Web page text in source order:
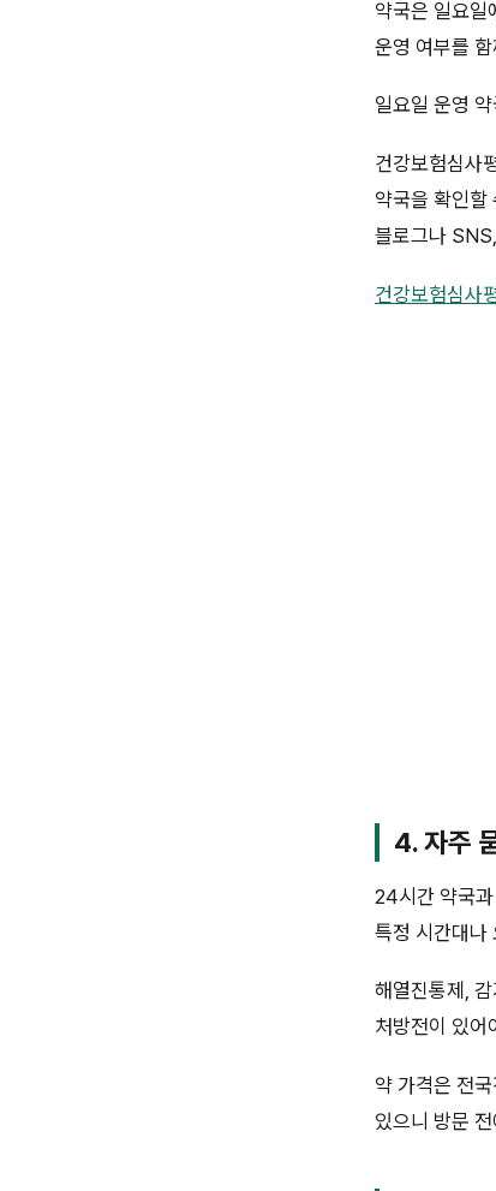
약국은 일요일
운영 여부를
일요일 운영
건강보험심사
약국을 확인할
블로그나
건강보험심사
4. 자주
24시간 약국
특정 시간대나
해열진통제,
처방전이 있어
약 가격은 전
있으니 방문